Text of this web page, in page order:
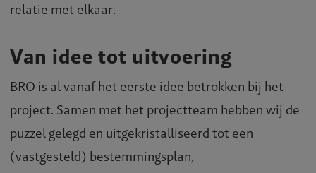
relatie met elkaar.
Van idee tot uitvoering
BRO is al vanaf het eerste idee betrokken bij het
project. Samen met het projectteam hebben wij de
puzzel gelegd en uitgekristalliseerd tot een
(vastgesteld) bestemmingsplan,